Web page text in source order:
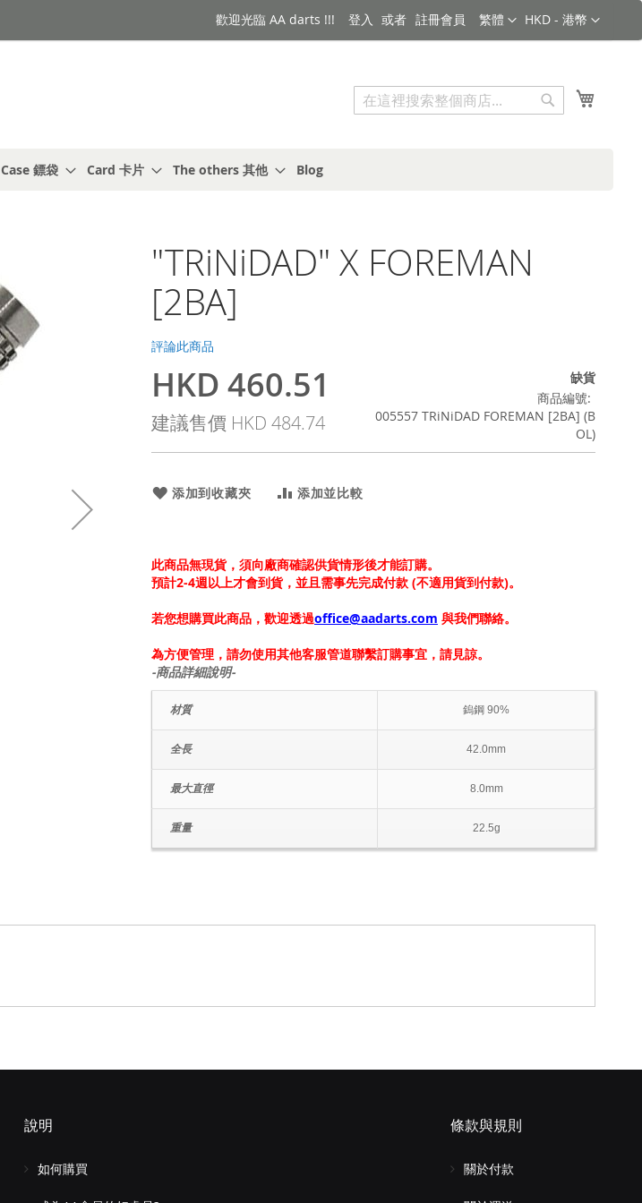
金額
HKD - 港幣
語言
繁體
歡迎光臨 AA darts !!! 登入 註冊會員
搜索
Case 鏢袋 Card 卡片 The others 其他 Blog
"TRiNiDAD" X FOREMAN
[2BA]
評論此商品
特
殊
價
HKD 460.51
建議售價 HKD 484.74
缺貨
商品編號
005557 TRiNiDAD FOREMAN [2BA] (B
OL)
添加到收藏夾 添加並比較
此商品無現貨，須向廠商確認供貨情形後才能訂購。
預計2-4週以上才會到貨，並且需事先完成付款 (不適用貨到付款)。
若您想購買此商品，歡迎透過office@aadarts.com 與我們聯絡。
為方便管理，請勿使用其他客服管道聯繫訂購事宜，請見諒。
-商品詳細說明-
材質 鎢鋼 90%
全長 42.0mm
最大直徑 8.0mm
重量 22.5g
說明
如何購買
條款與規則
關於付款